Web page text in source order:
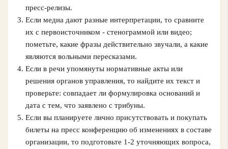
пресс-релизы.
Если медиа дают разные интерпретации, то сравните
их с первоисточником - стенограммой или видео;
пометьте, какие фразы действительно звучали, а какие
являются вольными пересказами.
Если в речи упомянуты нормативные акты или
решения органов управления, то найдите их текст и
проверьте: совпадает ли формулировка оснований и
дата с тем, что заявлено с трибуны.
Если вы планируете лично присутствовать и покупать
билеты на пресс конференцию об изменениях в составе
организации, то подготовьте 1-2 уточняющих вопроса,